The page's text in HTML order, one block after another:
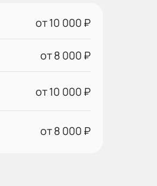
от 10 000 ₽
от 8 000 ₽
от 10 000 ₽
от 8 000 ₽